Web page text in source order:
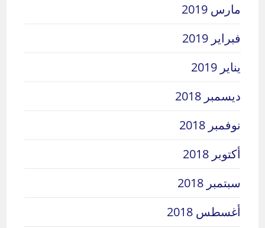
مارس 2019
فبراير 2019
يناير 2019
ديسمبر 2018
نوفمبر 2018
أكتوبر 2018
سبتمبر 2018
أغسطس 2018